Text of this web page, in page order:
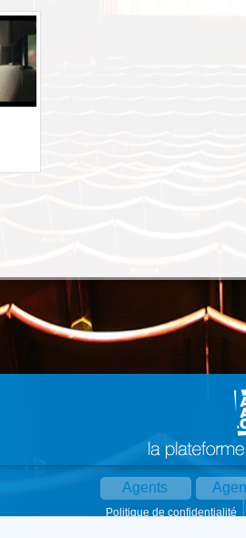
Agents
Politique de confidentialité